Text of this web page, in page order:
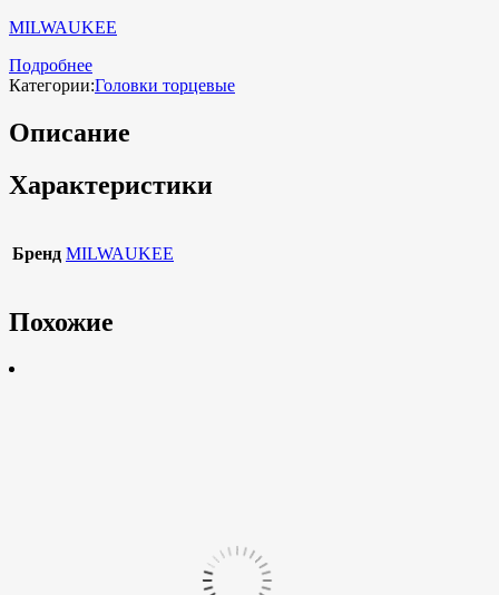
MILWAUKEE
Подробнее
Категории:Головки торцевые
Описание
Характеристики
Бренд MILWAUKEE
Похожие